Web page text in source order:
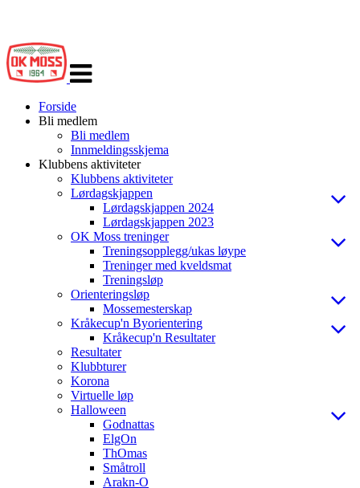
navigasjon
Forside
Bli medlem
Bli medlem
Innmeldingsskjema
Klubbens aktiviteter
Klubbens aktiviteter
Lørdagskjappen
Lørdagskjappen 2024
Lørdagskjappen 2023
OK Moss treninger
Treningsopplegg/ukas løype
Treninger med kveldsmat
Treningsløp
Orienteringsløp
Mossemesterskap
Kråkecup'n Byorientering
Kråkecup'n Resultater
Resultater
Klubbturer
Korona
Virtuelle løp
Halloween
Godnattas
ElgOn
ThOmas
Småtroll
Arakn-O